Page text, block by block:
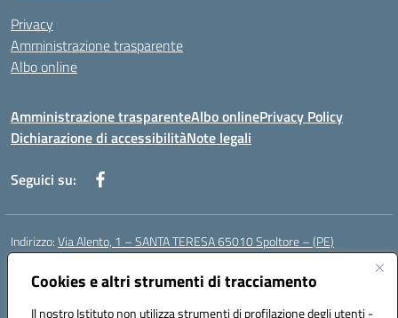
Cookies e altri strumenti di tracciamento
Il nostro Istituto non utilizza strumenti di profilazione degli utenti -
Privacy
Amministrazione trasparente
Albo online
Amministrazione trasparenteAlbo onlinePrivacy Policy
Dichiarazione di accessibilitàNote legali
Seguici su:
Indirizzo:Via Alento, 1 – SANTA TERESA 65010 Spoltore – (PE)
Centralino:
Posta elettronica certificata (PEC):peee052003@pec.istruzione.it
Codice fiscale: 80006490686